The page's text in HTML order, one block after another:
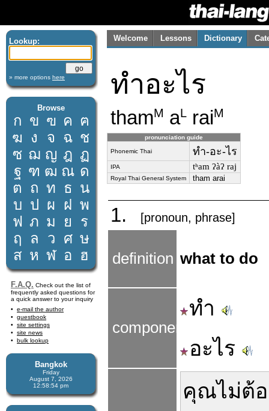
Lookup:
» more options here
Browse
ก ข ฃ ค ฅ
ฆ ง จ ฉ ช
ซ ฌ ญ ฎ ฏ
ฐ ฑ ฒ ณ ด
ต ถ ท ธ น
บ ป ผ ฝ พ
ฟ ภ ม ย
ร
ฤ
ล ว ศ ษ
ส ห ฬ อ ฮ
F.A.Q. Check out the list of
frequently asked questions for
a quick answer to your inquiry
e-mail the author
guestbook
site settings
site news
bulk lookup
Bangkok
Friday
August 7, 2026
12:58:55 pm
Welcome Lessons Dictionary
ทำอะไร
thamM aL raiM
pronunciation guide
Phonemic Thai ทำ-อะ-ไร
IPA tʰam ʔàʔ raj
Royal Thai General System tham arai
1. [pronoun, phrase]
definition what to do
components
ทำ
อะไร
คุณไม่ต้